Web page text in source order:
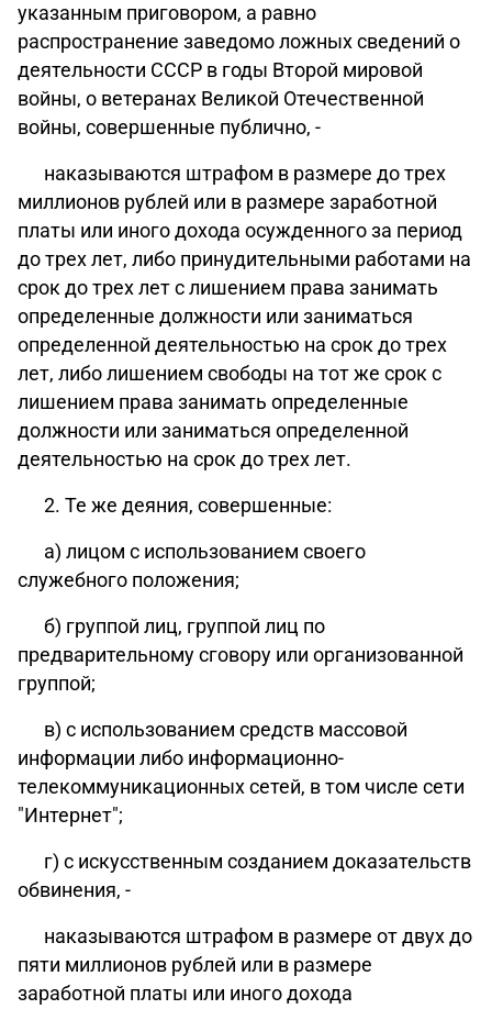
указанным приговором, а равно
распространение заведомо ложных сведений о
деятельности СССР в годы Второй мировой
войны, о ветеранах Великой Отечественной
войны, совершенные публично, -
наказываются штрафом в размере до трех
миллионов рублей или в размере заработной
платы или иного дохода осужденного за период
до трех лет, либо принудительными работами на
срок до трех лет с лишением права занимать
определенные должности или заниматься
определенной деятельностью на срок до трех
лет, либо лишением свободы на тот же срок с
лишением права занимать определенные
должности или заниматься определенной
деятельностью на срок до трех лет.
2. Те же деяния, совершенные:
а) лицом с использованием своего
служебного положения;
б) группой лиц, группой лиц по
предварительному сговору или организованной
группой;
в) с использованием средств массовой
информации либо информационно-
телекоммуникационных сетей, в том числе сети
"Интернет";
г) с искусственным созданием доказательств
обвинения, -
наказываются штрафом в размере от двух до
пяти миллионов рублей или в размере
заработной платы или иного дохода